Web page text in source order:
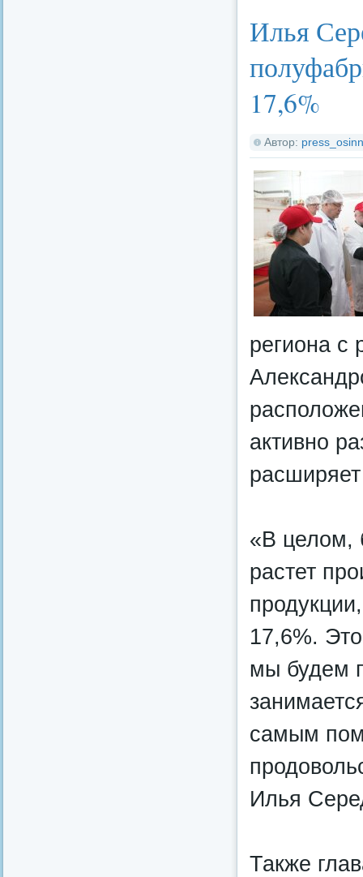
Илья
17,6%
Автор:
региона с
активно
«В целом,
растет
17,6%.
мы будем
самым
Илья
Также